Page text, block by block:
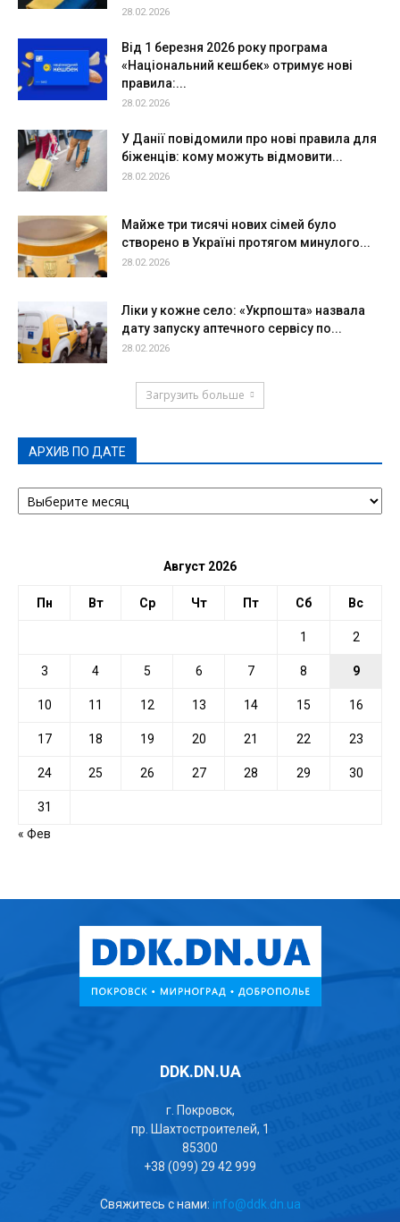
28.02.2026
Від 1 березня 2026 року програма
«Національний кешбек» отримує нові
правила:...
28.02.2026
У Данії повідомили про нові правила для
біженців: кому можуть відмовити...
28.02.2026
Майже три тисячі нових сімей було
створено в Україні протягом минулого...
28.02.2026
Ліки у кожне село: «Укрпошта» назвала
дату запуску аптечного сервісу по...
28.02.2026
Загрузить больше
АРХИВ ПО ДАТЕ
АРХИВ
ПО
Август 2026
Пн Вт Ср Чт Пт Сб Вс
1 2
3 4 5 6 7 8 9
10 11 12 13 14 15 16
17 18 19 20 21 22 23
24 25 26 27 28 29 30
31
« Фев
DDK.DN.UA
г. Покровск,
пр. Шахтостроителей, 1
85300
+38 (099) 29 42 999
Свяжитесь с нами: info@ddk.dn.ua